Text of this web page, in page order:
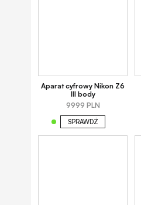
Aparat cyfrowy Nikon Z6
III body
9999 PLN
SPRAWDŹ